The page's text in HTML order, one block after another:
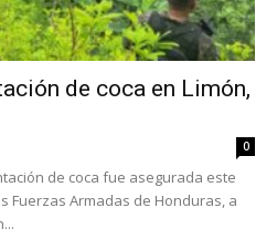
de coca en Limón,
0
de coca fue asegurada este
Fuerzas Armadas de Honduras, a